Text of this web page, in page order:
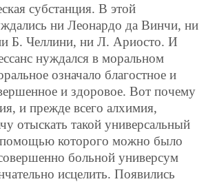
субстанция. В этой
ни Леонардо да Винчи, ни
Б. Челлини, ни Л. Ариосто. И
нуждался в моральном
означало благостное и
и здоровое. Вот почему
и прежде всего алхимия,
отыскать такой универсальный
помощью которого можно было
больной универсум
исцелить. Появились